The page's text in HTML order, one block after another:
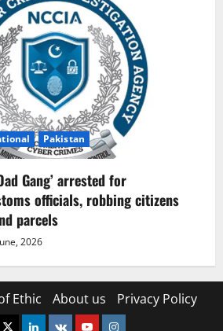
Pakistan
Gang’ arrested for
officials, robbing citizens
parcels
2026
Ethic About us Privacy Policy
TwitterLinkedin
VK YoutubeInstagram